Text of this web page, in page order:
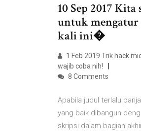
10 Sep 2017
untuk mengatur
kali ini�
1 Feb 2019 Trik hack
wajib coba nih!
8 Comments
Apabila judul terlalu
yang baik dibangun
skripsi dalam bagian